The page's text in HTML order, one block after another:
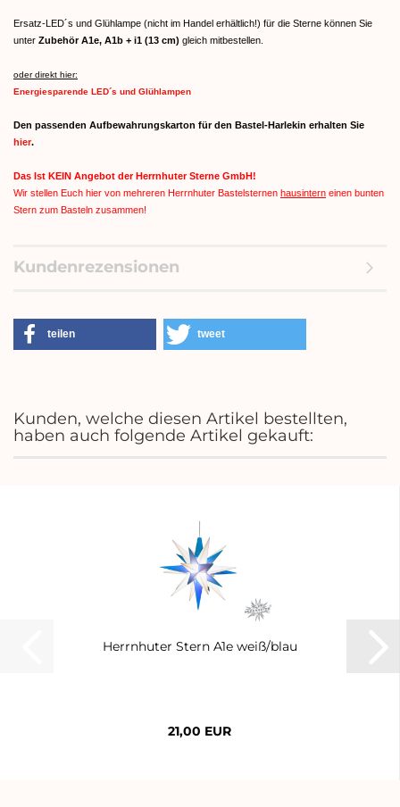
Ersatz-LED´s und Glühlampe (nicht im Handel erhältlich!) für die Sterne können Sie
unter Zubehör A1e, A1b + i1 (13 cm) gleich mitbestellen.
oder direkt hier:
Energiesparende LED´s und Glühlampen
Den passenden Aufbewahrungskarton für den Bastel-Harlekin erhalten Sie
hier.
Das Ist KEIN Angebot der Herrnhuter Sterne GmbH!
Wir stellen Euch hier von mehreren Herrnhuter Bastelsternen hausintern einen bunten
Stern zum Basteln zusammen!
Kundenrezensionen
teilen tweet
Kunden, welche diesen Artikel bestellten,
haben auch folgende Artikel gekauft:
Herrnhuter Stern A1e weiß/blau
21,00 EUR